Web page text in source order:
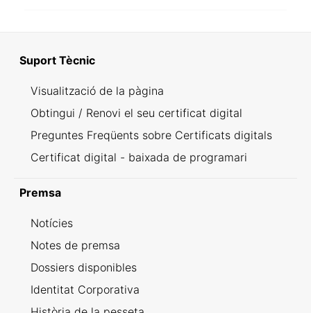
Suport Tècnic
Visualització de la pàgina
Obtingui / Renovi el seu certificat digital
Preguntes Freqüents sobre Certificats digitals
Certificat digital - baixada de programari
Premsa
Notícies
Notes de premsa
Dossiers disponibles
Identitat Corporativa